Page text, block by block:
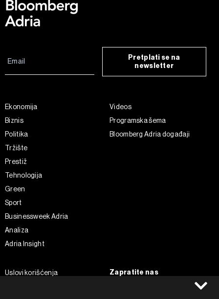
Pretplati se na
newsletter
Ekonomija
Biznis
Politika
Tržište
Prestiž
Tehnologija
Green
Sport
Businessweek Adria
Analiza
Adria Insight
Videos
Programska šema
Bloomberg Adria događaji
Uslovi korišćenja
Zapratite nas